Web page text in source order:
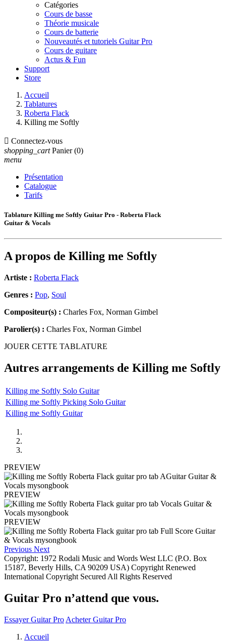
Catégories
Cours de basse
Théorie musicale
Cours de batterie
Nouveautés et tutoriels Guitar Pro
Cours de guitare
Actus & Fun
Support
Store
Accueil
Tablatures
Roberta Flack
Killing me Softly
 Connectez-vous
shopping_cart Panier (0)
menu
Présentation
Catalogue
Tarifs
Tablature Killing me Softly Guitar Pro - Roberta Flack
Guitar & Vocals
A propos de Killing me Softly
Artiste : Roberta Flack
Genres : Pop, Soul
Compositeur(s) : Charles Fox, Norman Gimbel
Parolier(s) : Charles Fox, Norman Gimbel
JOUER CETTE TABLATURE
Autres arrangements de Killing me Softly
Killing me Softly Solo Guitar
Killing me Softly Picking Solo Guitar
Killing me Softly Guitar
PREVIEW
PREVIEW
PREVIEW
Previous Next
Copyright: 1972 Rodali Music and Words West LLC (P.O. Box
15187, Beverly Hills, CA 90209 USA) Copyright Renewed
International Copyright Secured All Rights Reserved
Guitar Pro n’attend que vous.
Essayer Guitar Pro Acheter Guitar Pro
Accueil